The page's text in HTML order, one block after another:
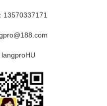
13570337171